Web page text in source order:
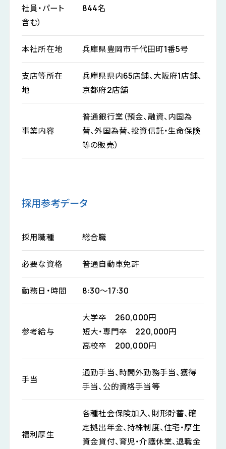
社員・パート
含む）
844名
本社所在地 兵庫県豊岡市千代田町1番5号
支店等所在
地
兵庫県県内65店舗、大阪府1店舗、
京都府2店舗
事業内容
普通銀行業（預金、融資、内国為
替、外国為替、投資信託・生命保険
等の販売）
採用参考データ
採用職種 総合職
必要な資格 普通自動車免許
勤務日・時間 8:30～17:30
参考給与
大学卒 260,000円
短大・専門卒 220,000円
高校卒 200,000円
手当
通勤手当、時間外勤務手当、獲得
手当、公的資格手当等
福利厚生
各種社会保険加入、財形貯蓄、確
定拠出年金、持株制度、住宅・厚生
資金貸付、育児・介護休業、退職金